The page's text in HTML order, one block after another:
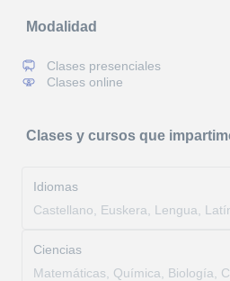
Modalidad
Clases presenciales
Clases online
Clases y cursos que
Idiomas
Castellano, Euskera, Lengua,
Ciencias
Matemáticas, Química, Biología,